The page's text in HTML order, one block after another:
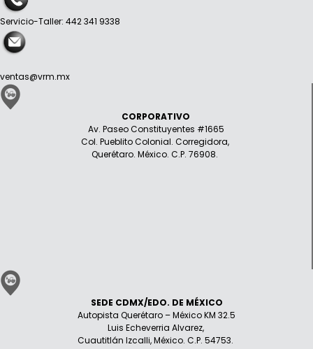
Servicio-Taller: 442 341 9338
ventas@vrm.mx
CORPORATIVO
Av. Paseo Constituyentes #1665
Col. Pueblito Colonial. Corregidora,
Querétaro. México. C.P. 76908.
SEDE CDMX/EDO. DE MÉXICO
Autopista Querétaro – México KM 32.5
Luis Echeverria Alvarez,
Cuautitlán Izcalli, México. C.P. 54753.